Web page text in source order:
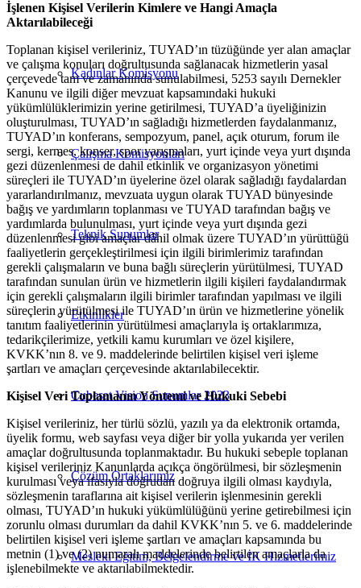
Kadınlar Komisyonu
Çalışma Komisyonları
Teknik Sunumlar
Etkinlikler
Cubesat Vision Sunumlar 2023
Çözüm Ortaklarımız
Mesleki Eğitim, Belgelendirme ve İK Hizmetlerimiz
İşlenen Kişisel Verilerin Kimlere ve Hangi Amaçla
Aktarılabileceği
Toplanan kişisel verileriniz, TUYAD’ın tüzüğünde yer alan amaçlar
ve çalışma konuları doğrultusunda sağlanacak hizmetlerin yasal
çerçevede tam ve zamanında sunulabilmesi, 5253 sayılı Dernekler
Kanunu ve ilgili diğer mevzuat kapsamındaki hukuki
yükümlülüklerimizin yerine getirilmesi, TUYAD’a üyeliğinizin
oluşturulması, TUYAD’ın sağladığı hizmetlerden faydalanmanız,
TUYAD’ın konferans, sempozyum, panel, açık oturum, forum ile
sergi, kermes, konser, spor yarışmaları, yurt içinde veya yurt dışında
gezi düzenlenmesi de dahil etkinlik ve organizasyon yönetimi
süreçleri ile TUYAD’ın üyelerine özel olarak sağladığı faydalardan
yararlandırılmanız, mevzuata uygun olarak TUYAD bünyesinde
bağış ve yardımların toplanması ve TUYAD tarafından bağış ve
yardımlarda bulunulması, yurt içinde veya yurt dışında gezi
düzenlenmesi gibi amaçlar dâhil olmak üzere TUYAD’ın yürüttüğü
faaliyetlerin gerçekleştirilmesi için ilgili birimlerimiz tarafından
gerekli çalışmaların ve buna bağlı süreçlerin yürütülmesi, TUYAD
tarafından sunulan ürün ve hizmetlerin ilgili kişileri faydalandırmak
için gerekli çalışmaların ilgili birimler tarafından yapılması ve ilgili
süreçlerin yürütülmesi ile TUYAD’ın ürün ve hizmetlerine yönelik
tanıtım faaliyetlerinin yürütülmesi amaçlarıyla iş ortaklarımıza,
tedarikçilerimize, yetkili kamu kurumları ve özel kişilere,
KVKK’nın 8. ve 9. maddelerinde belirtilen kişisel veri işleme
şartları ve amaçları çerçevesinde aktarılabilecektir.
Kişisel Veri Toplamanın Yöntemi ve Hukuki Sebebi
Kişisel verileriniz, her türlü sözlü, yazılı ya da elektronik ortamda,
üyelik formu, web sayfası veya diğer bir yolla yukarıda yer verilen
amaçlar doğrultusunda toplanmaktadır. Bu hukuki sebeple toplanan
kişisel verileriniz Kanunlarda açıkça öngörülmesi, bir sözleşmenin
kurulması veya ifasıyla doğrudan doğruya ilgili olması kaydıyla,
sözleşmenin taraflarına ait kişisel verilerin işlenmesinin gerekli
olması, TUYAD’ın hukuki yükümlülüğünü yerine getirebilmesi için
zorunlu olması durumları da dahil KVKK’nın 5. ve 6. maddelerinde
belirtilen kişisel veri işleme şartları ve amaçları kapsamında bu
metnin (1) ve (2) numaralı maddelerinde belirtilen amaçlarla da
işlenebilmekte ve aktarılabilmektedir.